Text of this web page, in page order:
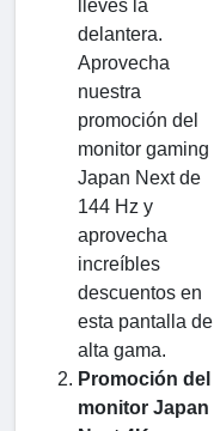
lleves la
delantera.
Aprovecha
nuestra
promoción del
monitor gaming
Japan Next de
144 Hz y
aprovecha
increíbles
descuentos en
esta pantalla de
alta gama.
Promoción del
monitor Japan